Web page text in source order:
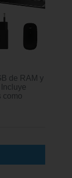
de RAM y
como